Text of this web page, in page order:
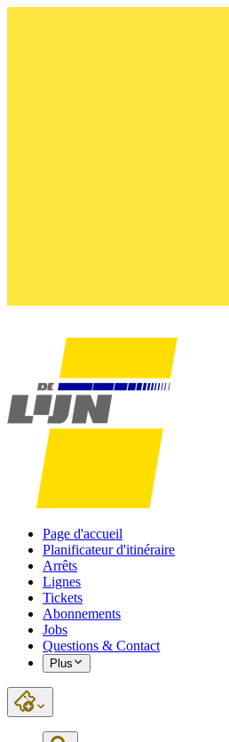
Page d'accueil
Planificateur d'itinéraire
Arrêts
Lignes
Tickets
Abonnements
Jobs
Questions & Contact
Plus